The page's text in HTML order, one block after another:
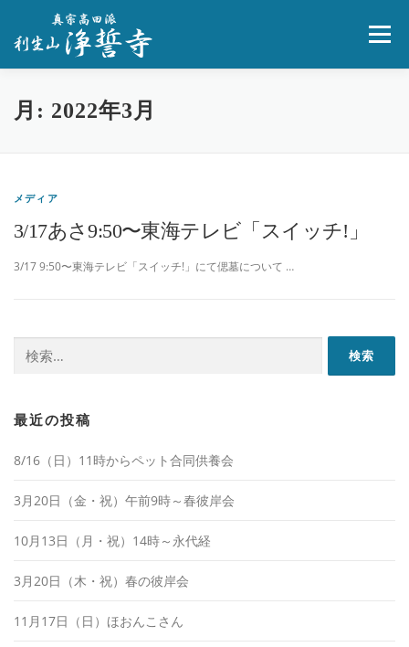
メニュー
浄誓寺とは 葬儀・寺院葬
月: 2022年3月
メディア
3/17あさ9:50〜東海テレビ「スイッチ!」
3/17 9:50〜東海テレビ「スイッチ!」にて偲墓について …
索:
最近の投稿
8/16（日）11時からペット合同供養会
3月20日（金・祝）午前9時～春彼岸会
10月13日（月・祝）14時～永代経
3月20日（木・祝）春の彼岸会
11月17日（日）ほおんこさん